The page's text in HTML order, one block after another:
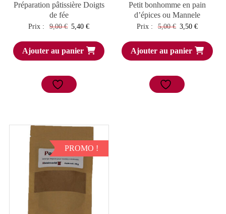
Préparation pâtissière Doigts
de fée
Prix : 9,00€ Le
initial
9,00 €.
5,40€Le
actuel
Ajouter au panier
Petit bonhomme en pain
d’épices ou Mannele
Prix : 5,00€ Le
initial
5,00 €.
3,50 €Le
actuel
Ajouter au panier
PROMO !